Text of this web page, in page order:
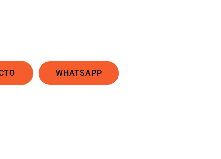
WHATSAPP